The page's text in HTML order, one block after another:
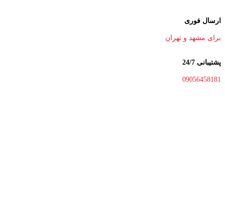
ارسال فوری
برای مشهد و تهران
پشتیبانی 24/7
09056458181